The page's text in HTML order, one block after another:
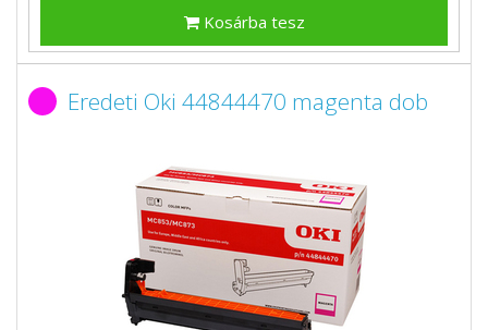
Kosárba tesz
Eredeti Oki 44844470 magenta dob